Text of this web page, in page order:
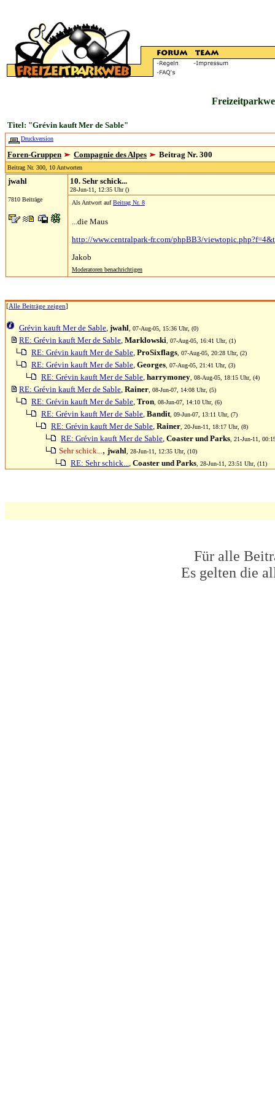
Titel: "Grévin kauft Mer de Sable"
Druckversion
Foren-Gruppen Compagnie des Alpes Beitrag Nr. 300
Beitrag Nr. 300, 10 Antworten
jwahl
7810 Beiträge
10. Sehr schick...
28-Jun-11, 12:35 Uhr ()
Als Antwort aufBeitrag Nr. 8
...die Maus
http://www.centralpark-fr.com/phpBB3/
Jakob
Moderatoren benachrichtigen
[Alle Beiträge zeigen]
Grévin kauft Mer de Sable, jwahl , 07-Aug-05, 15:36 Uhr, (0)
RE: Grévin kauft Mer de Sable, Marklowski , 07-Aug-05, 16:41 Uhr, (1)
RE: Grévin kauft Mer de Sable, ProSixflags , 07-Aug-05, 20:28 Uhr, (2)
RE: Grévin kauft Mer de Sable, Georges , 07-Aug-05, 21:41 Uhr, (3)
RE: Grévin kauft Mer de Sable, harrymoney , 08-Aug-05, 18:15 Uhr, (4)
RE: Grévin kauft Mer de Sable, Rainer , 08-Jun-07, 14:08 Uhr, (5)
RE: Grévin kauft Mer de Sable, Tron , 08-Jun-07, 14:10 Uhr, (6)
RE: Grévin kauft Mer de Sable, Bandit , 09-Jun-07, 13:11 Uhr, (7)
RE: Grévin kauft Mer de Sable, Rainer , 20-Jun-11, 18:17 Uhr, (8)
RE: Grévin kauft Mer de Sable, Coaster und Parks , 21-Jun-11,
Sehr schick..., jwahl , 28-Jun-11, 12:35 Uhr, (10)
RE: Sehr schick..., Coaster und Parks , 28-Jun-11, 23:51 Uhr, (11)
Für alle
Es gelten die